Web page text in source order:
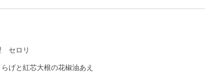
セロリ
らげと紅芯大根の花椒油あえ